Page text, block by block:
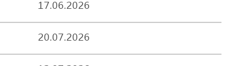
17.06.2026
20.07.2026